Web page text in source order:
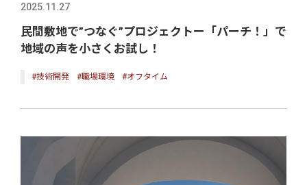
2025.11.27
民間敷地で”つなぐ”プロジェクトー「パーチ！」で
地域の声を小さくお試し！
#技術開発 #職場環境 #オフタイム